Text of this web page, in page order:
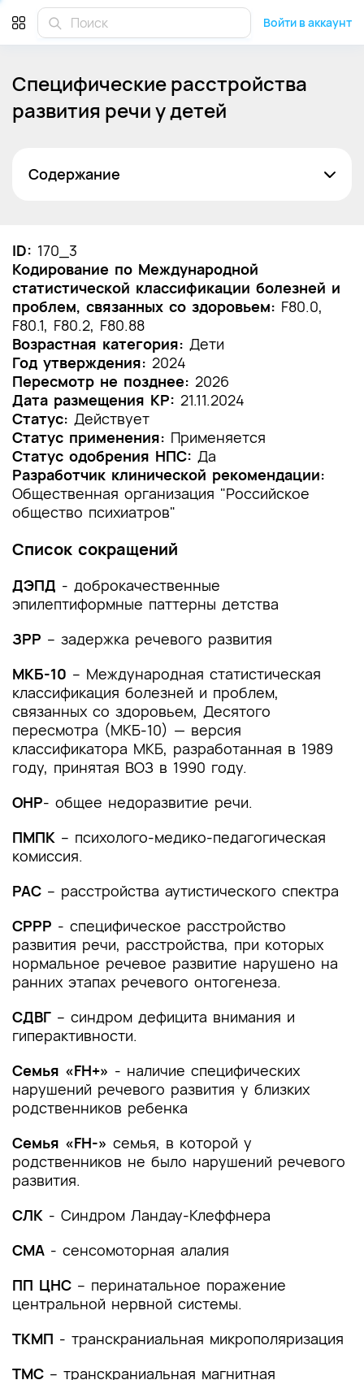
Войти в аккаунт
Специфические расстройства
развития речи у детей
Содержание
1. Краткая информация по заболеванию или
состоянию (группы заболеваний или
состояний)
1.1 Определение заболевания или состояния
(группы заболеваний или состояний)
1.2 Этиология и патогенез заболевания или
состояния (группы заболеваний или
состояний)
1.3 Эпидемиология заболевания или состояния
(группы заболеваний или состояний)
1.4 Особенности кодирования заболевания или
состояний) по Международной
проблем, связанных со здоровьем
(группы заболеваний или состояний)
1.6 Клиническая картина заболевания или
состояния (группы заболеваний или
состояний)
2. Диагностика заболевания или состояния
(группы заболеваний или состояний)
медицинские показания и противопоказания к
применению методов диагностики
2.1 Жалобы и анамнез
2.2 Физикальное обследование
2.3 Лабораторные диагностические
2.4 Инструментальные диагностические
исследования
3. Лечение, включая медикаментозную и
обезболивание, медицинские показания и
противопоказания к применению методов
лечения
4. Медицинская реабилитация и санаторно-
курортное лечение, медицинские показания и
противопоказания к применению методов
основанных на использовании природных
5. Профилактика и диспансерное наблюдение,
медицинские показания и противопоказания к
применению методов профилактики
6. Организация оказания медицинской помощи
7. Дополнительная информация (в том числе
ID: 170_3
Кодирование по Международной
статистической классификации болезней и
проблем, связанных со здоровьем: F80.0,
F80.1, F80.2, F80.88
Возрастная категория: Дети
Год утверждения: 2024
Пересмотр не позднее: 2026
Дата размещения КР: 21.11.2024
Статус: Действует
Статус применения: Применяется
Статус одобрения НПС: Да
Разработчик клинической рекомендации:
Общественная организация "Российское
общество психиатров"
Список сокращений
ДЭПД - доброкачественные
эпилептиформные паттерны детства
ЗРР – задержка речевого развития
МКБ-10 – Международная статистическая
классификация болезней и проблем,
связанных со здоровьем, Десятого
пересмотра (МКБ-10) — версия
классификатора МКБ, разработанная в 1989
году, принятая ВОЗ в 1990 году.
ОНР- общее недоразвитие речи.
ПМПК – психолого-медико-педагогическая
комиссия.
РАС – расстройства аутистического спектра
СРРР - специфическое расстройство
развития речи, расстройства, при которых
нормальное речевое развитие нарушено на
ранних этапах речевого онтогенеза.
СДВГ – синдром дефицита внимания и
гиперактивности.
Семья «FH+» - наличие специфических
нарушений речевого развития у близких
родственников ребенка
Семья «FH-» семья, в которой у
родственников не было нарушений речевого
развития.
СЛК - Синдром Ландау-Клеффнера
СМА - сенсомоторная алалия
ПП ЦНС – перинатальное поражение
центральной нервной системы.
ТКМП - транскраниальная микрополяризация
ТМС – транскраниальная магнитная